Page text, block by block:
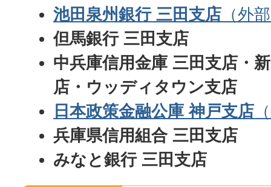
池田泉州銀行 三田支店 （外
但馬銀行 三田支店
中兵庫信用金庫 三田支店・
店・ウッディタウン支店
日本政策金融公庫 神戸支店
兵庫県信用組合 三田支店
みなと銀行 三田支店